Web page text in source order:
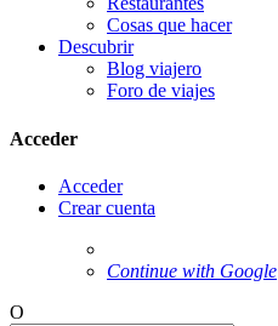
Cosas que hacer
Descubrir
Blog viajero
Foro de viajes
Acceder
Acceder
Crear cuenta
Continue with Google
O